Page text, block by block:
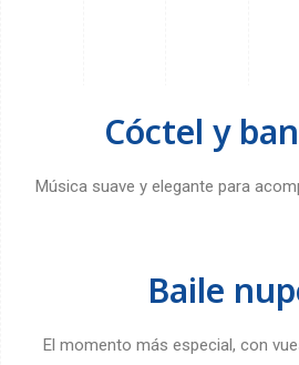
Cóctel y
Música suave y elegante para
Baile
El momento más especial, con